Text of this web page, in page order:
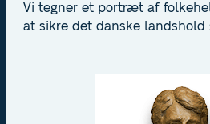
Heading 6
Vi tegner et portræt af
at sikre det danske landshold